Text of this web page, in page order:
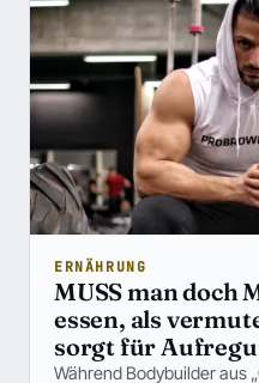
ERNÄHRUNG
MUSS man doch
essen, als
sorgt für
Während Bodybuilder aus